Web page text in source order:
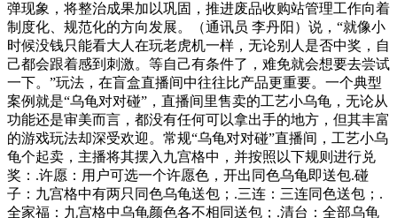
弹现象，将整治成果加以巩固，推进废品收购站管理工作向着
制度化、规范化的方向发展。（通讯员 李丹阳）说，“就像小
时候没钱只能看大人在玩老虎机一样，无论别人是否中奖，自
己都会跟着感到刺激。等自己有条件了，难免就会想要去尝试
一下。”玩法，在盲盒直播间中往往比产品更重要。一个典型
案例就是“乌龟对对碰”，直播间里售卖的工艺小乌龟，无论从
功能还是审美而言，都没有任何可以拿出手的地方，但其丰富
的游戏玩法却深受欢迎。常规“乌龟对对碰”直播间，工艺小乌
龟个起卖，主播将其摆入九宫格中，并按照以下规则进行兑
奖：.许愿：用户可选一个许愿色，开出同色乌龟即送包.碰
子：九宫格中有两只同色乌龟送包；.三连：三连同色送包；.
全家福：九宫格中乌龟颜色各不相同送包；.清台：全部乌龟